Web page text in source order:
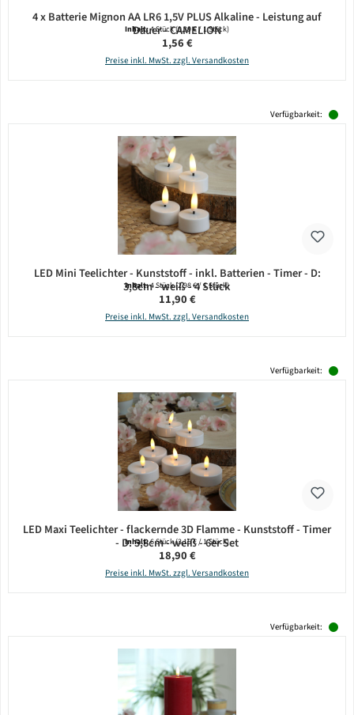
4 x Batterie Mignon AA LR6 1,5V PLUS Alkaline - Leistung auf
Dauer - CAMELION
Inhalt:4 Stück(0,39 € / 1 Stück)
Regulärer Preis:
1,56 €
Preise inkl. MwSt. zzgl. Versandkosten
Verfügbarkeit:
LED Mini Teelichter - Kunststoff - inkl. Batterien - Timer - D:
3,8cm - weiß - 4 Stück
Inhalt:4 Stück(2,98 € / 1 Stück)
Regulärer Preis:
11,90 €
Preise inkl. MwSt. zzgl. Versandkosten
Verfügbarkeit:
LED Maxi Teelichter - flackernde 3D Flamme - Kunststoff - Timer
- D: 5,8cm - weiß - 6er Set
Inhalt:6 Stück(3,15 € / 1 Stück)
Regulärer Preis:
18,90 €
Preise inkl. MwSt. zzgl. Versandkosten
Verfügbarkeit: